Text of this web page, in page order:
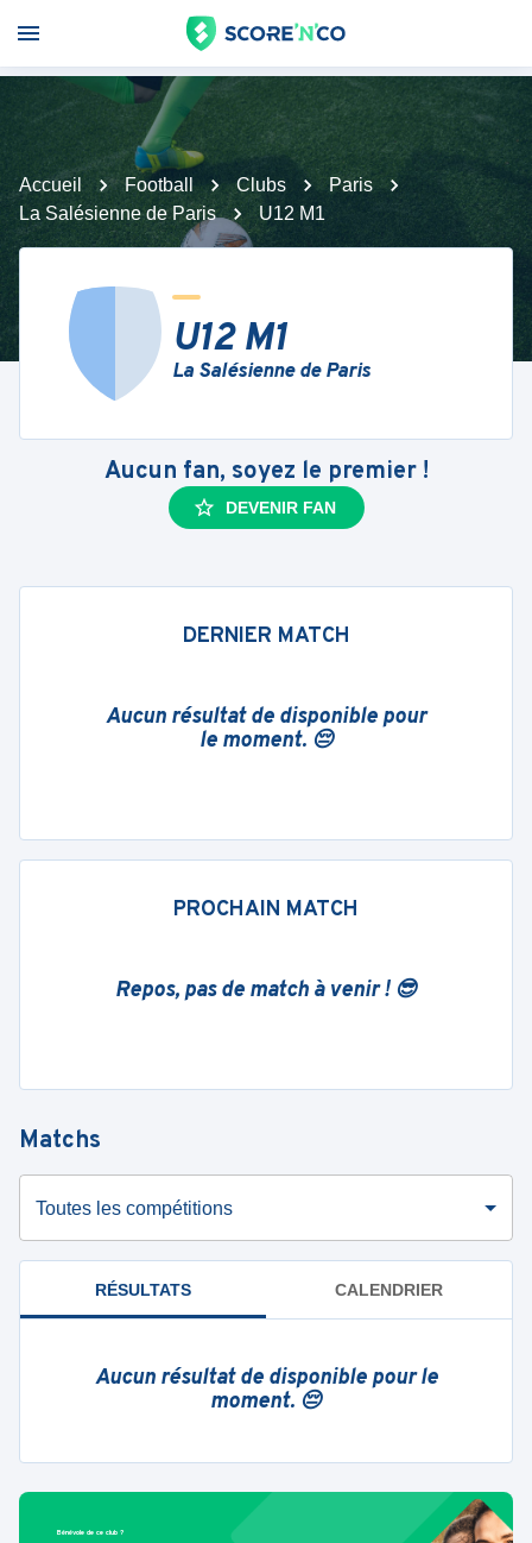
Accueil Football Clubs
Paris
La Salésienne de Paris
U12 M1
U12 M1
La Salésienne de Paris
Aucun fan, soyez le premier !
DEVENIR FAN
DERNIER MATCH
Aucun résultat de disponible pour
le moment. 😔
PROCHAIN MATCH
Repos, pas de match à venir ! 😎
Matchs
Toutes les compétitions
RÉSULTATS CALENDRIER
Aucun résultat de disponible pour le
moment. 😔
Bénévole de ce club ?